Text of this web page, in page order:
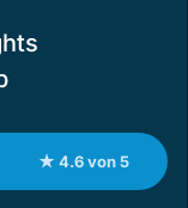
★ 4.6 von 5